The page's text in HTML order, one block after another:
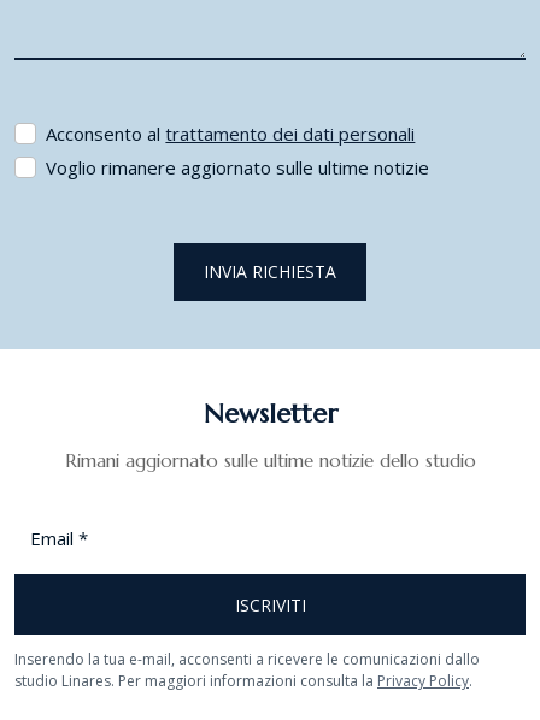
Acconsento altrattamento dei dati personali
Voglio rimanere aggiornato sulle ultime notizie
INVIA RICHIESTA
Newsletter
Rimani aggiornato sulle ultime notizie dello studio
Email *
ISCRIVITI
Inserendo la tua e-mail, acconsenti a ricevere le comunicazioni dallo
studio Linares. Per maggiori informazioni consulta la Privacy Policy.